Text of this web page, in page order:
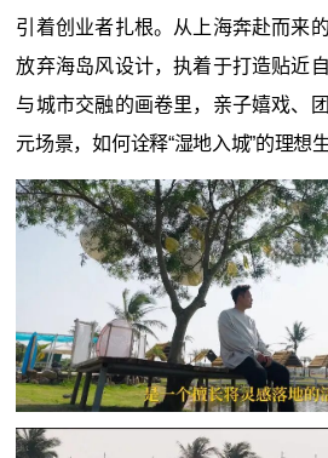
引着创业者扎根。从上海奔赴而来
放弃海岛风设计，执着于打造贴近
与城市交融的画卷里，亲子嬉戏、
元场景，如何诠释“湿地入城”的理想